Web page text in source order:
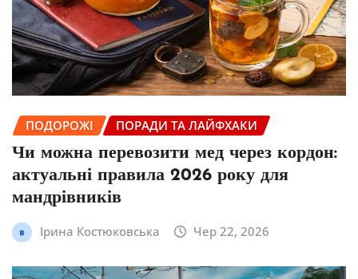
ПОДОРОЖІ ПОРАДИ ТА ЛАЙФХАКИ
Чи можна перевозити мед через кордон:
актуальні правила 2026 року для
мандрівників
Ірина Костюковська Чер 22, 2026